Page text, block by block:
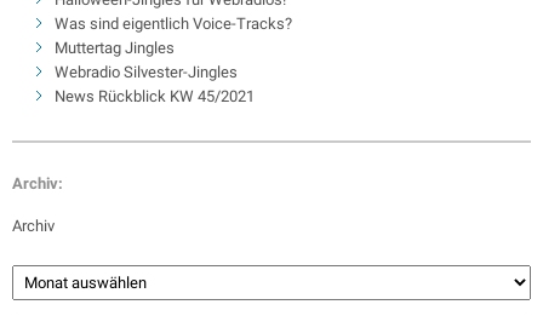
Was sind eigentlich Voice-Tracks?
Muttertag Jingles
Webradio Silvester-Jingles
News Rückblick KW 45/2021
Archiv:
Archiv